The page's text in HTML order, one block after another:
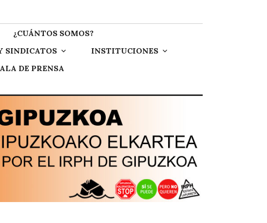
¿CUÁNTOS SOMOS?
SINDICATOS
INSTITUCIONES
DE PRENSA